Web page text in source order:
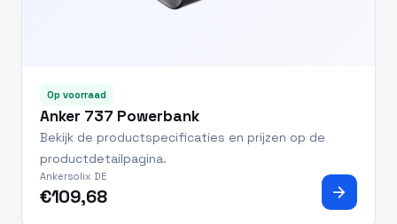
Op voorraad
Anker 737 Powerbank
Bekijk de productspecificaties en prijzen op de
productdetailpagina.
Ankersolix DE
€109,68 arrow_forward